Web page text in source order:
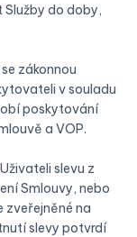
do doby,
zákonnou
v souladu
poskytování
a VOP.
slevu z
Smlouvy, nebo
na
slevy potvrdí